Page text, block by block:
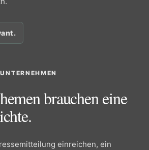
brauchen eine
einreichen, ein